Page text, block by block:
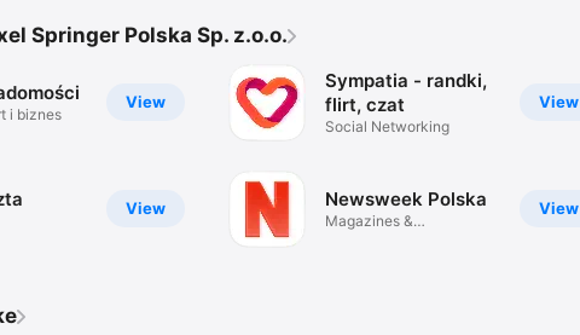
Springer Polska Sp. z.o.o.
View
i biznes
View
View
Sympatia - randki,
flirt, czat
Social Networking
View
Newsweek Polska
Magazines &